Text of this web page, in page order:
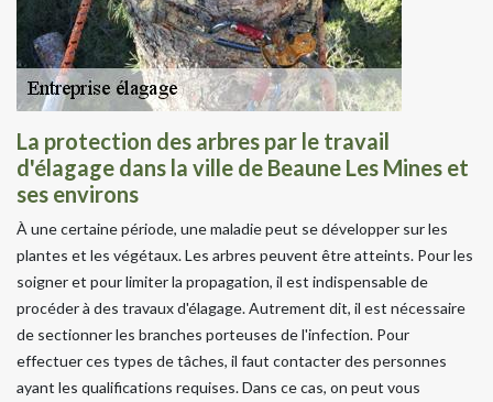
La protection des arbres par le travail
d'élagage dans la ville de Beaune Les Mines et
ses environs
À une certaine période, une maladie peut se développer sur les
plantes et les végétaux. Les arbres peuvent être atteints. Pour les
soigner et pour limiter la propagation, il est indispensable de
procéder à des travaux d'élagage. Autrement dit, il est nécessaire
de sectionner les branches porteuses de l'infection. Pour
effectuer ces types de tâches, il faut contacter des personnes
ayant les qualifications requises. Dans ce cas, on peut vous